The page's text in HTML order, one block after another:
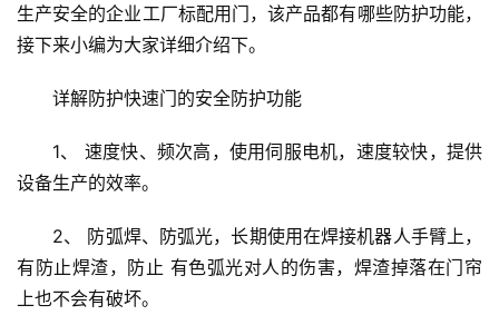
生产安全的企业工厂标配用门，该产品都有哪些防护功能，
接下来小编为大家详细介绍下。
详解防护快速门的安全防护功能
1、 速度快、频次高，使用伺服电机，速度较快，提供
设备生产的效率。
2、 防弧焊、防弧光，长期使用在焊接机器人手臂上，
有防止焊渣，防止 有色弧光对人的伤害，焊渣掉落在门帘
上也不会有破坏。